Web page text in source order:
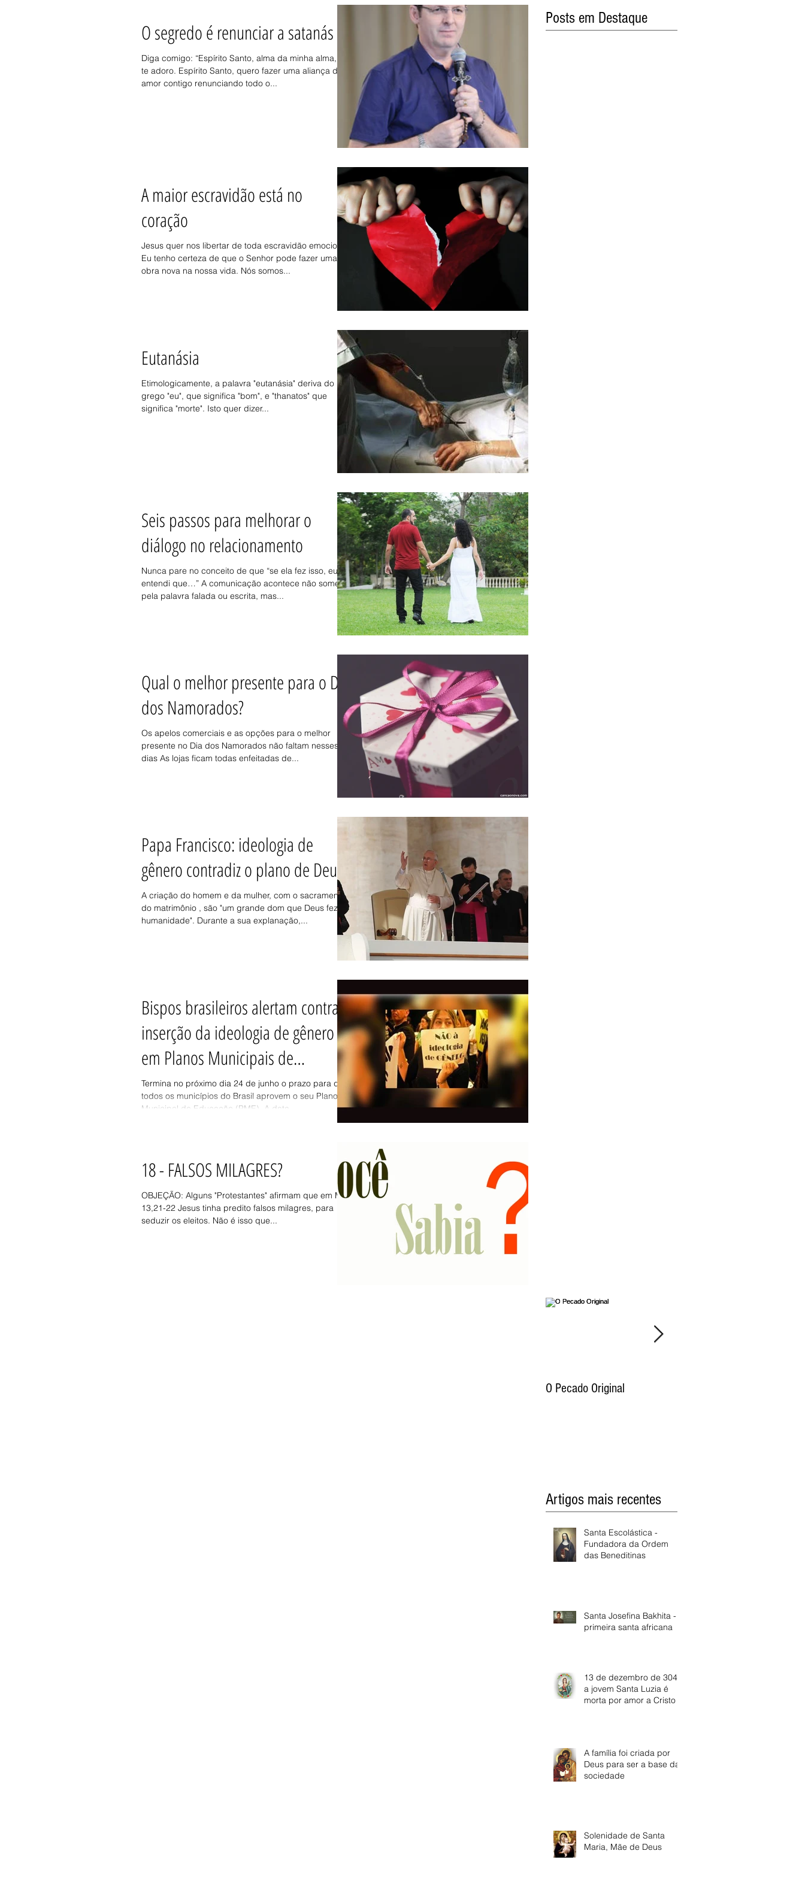
O segredo é renunciar a satanás
Diga comigo: “Espírito Santo, alma da minha alma, eu
te adoro. Espírito Santo, quero fazer uma aliança de
amor contigo renunciando todo o...
A maior escravidão está no
coração
Jesus quer nos libertar de toda escravidão emocional
Eu tenho certeza de que o Senhor pode fazer uma
obra nova na nossa vida. Nós somos...
Eutanásia
Etimologicamente, a palavra "eutanásia" deriva do
grego "eu", que significa "bom", e "thanatos" que
significa "morte". Isto quer dizer...
Seis passos para melhorar o
diálogo no relacionamento
Nunca pare no conceito de que “se ela fez isso, eu
entendi que…” A comunicação acontece não somente
pela palavra falada ou escrita, mas...
Qual o melhor presente para o Dia
dos Namorados?
Os apelos comerciais e as opções para o melhor
presente no Dia dos Namorados não faltam nesses
dias As lojas ficam todas enfeitadas de...
Papa Francisco: ideologia de
gênero contradiz o plano de Deus
A criação do homem e da mulher, com o sacramento
do matrimônio , são "um grande dom que Deus fez a
humanidade". Durante a sua explanação,...
Bispos brasileiros alertam contra
inserção da ideologia de gênero
em Planos Municipais de
Educação
Termina no próximo dia 24 de junho o prazo para que
todos os municípios do Brasil aprovem o seu Plano
Municipal de Educação (PME). A data...
18 - FALSOS MILAGRES?
OBJEÇÃO: Alguns "Protestantes" afirmam que em Mc
13,21-22 Jesus tinha predito falsos milagres, para
seduzir os eleitos. Não é isso que...
Posts em Destaque
O Pecado Original
Artigos mais recentes
Santa Escolástica -
Fundadora da Ordem
das Beneditinas
Santa Josefina Bakhita - A
primeira santa africana
13 de dezembro de 304:
a jovem Santa Luzia é
morta por amor a Cristo
A família foi criada por
Deus para ser a base da
sociedade
Solenidade de Santa
Maria, Mãe de Deus